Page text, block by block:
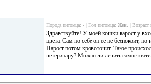
Порода питомца: - | Пол питомца: Жен. | Возраст
Здравствуйте! У моей кошки нарост у
цвета. Сам по себе он ее не беспокоит, но
Нарост потом кровоточит. Такое
ветеринару? Можно ли лечить